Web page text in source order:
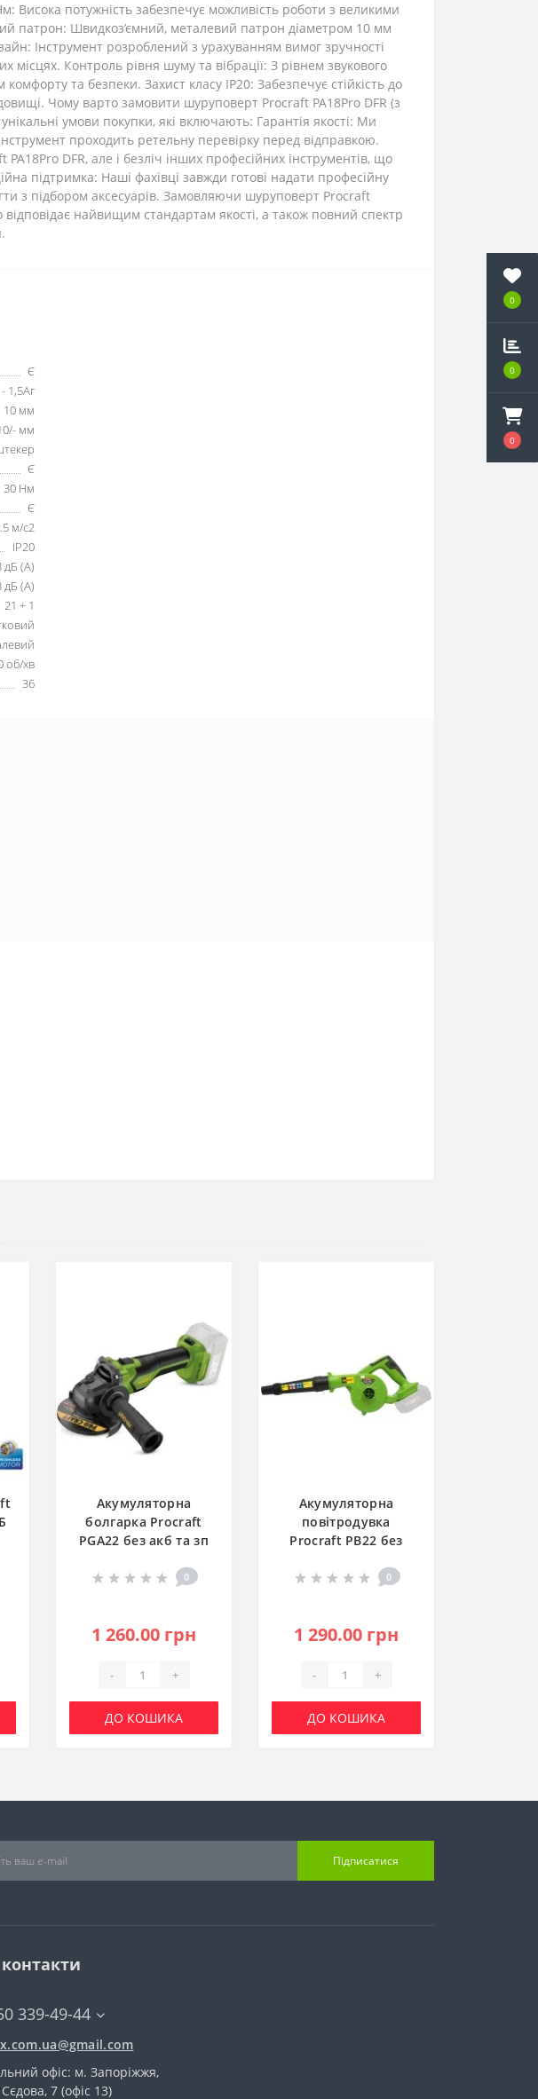
0
0
0
потужність забезпечує можливість роботи з великими
патрон: Швидкоз’ємний, металевий патрон діаметром 10 мм
Інструмент розроблений з урахуванням вимог зручності
місцях. Контроль рівня шуму та вібрації: З рівнем звукового
та безпеки. Захист класу IP20: Забезпечує стійкість до
Чому варто замовити шуруповерт Procraft PA18Pro DFR (з
умови покупки, які включають: Гарантія якості: Ми
проходить ретельну перевірку перед відправкою.
DFR, але і безліч інших професійних інструментів, що
підтримка: Наші фахівці завжди готові надати професійну
з підбором аксесуарів. Замовляючи шуруповерт Procraft
найвищим стандартам якості, а також повний спектр
Є
1,5Аг
10 мм
мм
Є
30 Нм
Є
м/с2
IP20
дБ (А)
дБ (А)
21 + 1
об/хв
36
Акумуляторна
болгарка Procraft
PGA22 без акб та зп
0
1 260.00 грн
- +
ДО КОШИКА
Акумуляторна
повітродувка
Procraft PB22 без
030259)
0
1 290.00 грн
- +
ДО КОШИКА
Підписатися
339-49-44
офіс: м. Запоріжжя,
7 (офіс 13)